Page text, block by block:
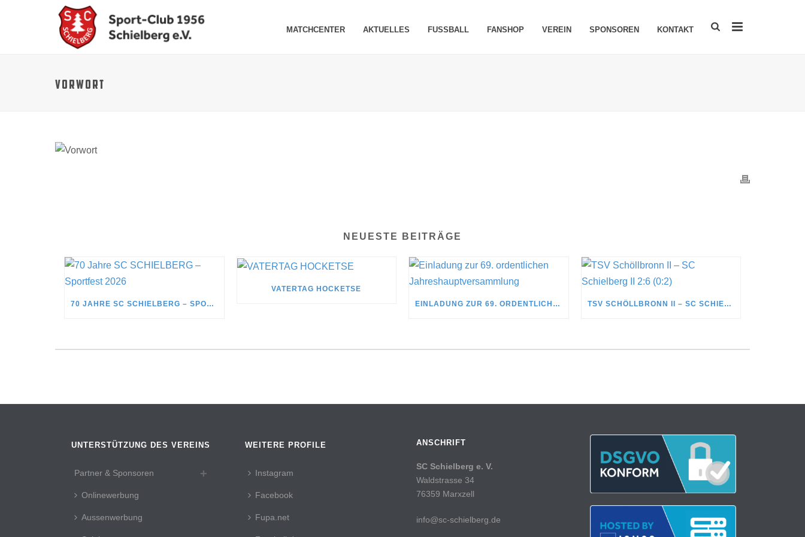
MATCHCENTER AKTUELLES FUSSBALL FANSHOP VEREIN SPONSOREN KONTAKT
VORWORT
NEUESTE BEITRÄGE
70 JAHRE SC SCHIELBERG – SPORTFEST 2026
VATERTAG HOCKETSE
EINLADUNG ZUR 69. ORDENTLICHEN JAHRESHAUPTVERSAMMLUNG
TSV SCHÖLLBRONN II – SC SCHIELBERG II 2:6 (0:2)
UNTERSTÜTZUNG DES VEREINS
Partner & Sponsoren
Onlinewerbung
Aussenwerbung
WEITERE PROFILE
Instagram
Facebook
Fupa.net
ANSCHRIFT
SC Schielberg e. V.
Waldstrasse 34
76359 Marxzell
info@sc-schielberg.de